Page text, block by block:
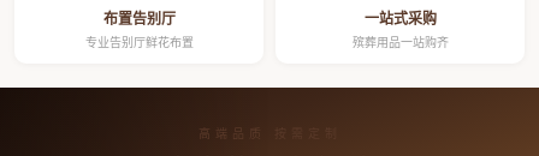
布置告别厅
专业告别厅鲜花布置
一站式采购
殡葬用品一站购齐
高端品质 按需定制